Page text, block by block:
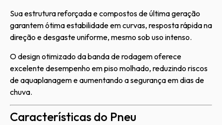
Sua estrutura reforçada e compostos de última geração
garantem ótima estabilidade em curvas, resposta rápida na
direção e desgaste uniforme, mesmo sob uso intenso.
O design otimizado da banda de rodagem oferece
excelente desempenho em piso molhado, reduzindo riscos
de aquaplanagem e aumentando a segurança em dias de
chuva.
Características do Pneu